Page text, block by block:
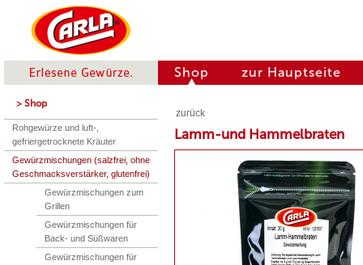
Shop zur Hauptseite
> Shop
Rohgewürze und luft-,
gefriergetrocknete Kräuter
Gewürzmischungen (salzfrei, ohne
Geschmacksverstärker, glutenfrei)
Gewürzmischungen zum
Grillen
Gewürzmischungen für
Back- und Süßwaren
Gewürzmischungen für
zurück
Lamm-und Hammelbraten